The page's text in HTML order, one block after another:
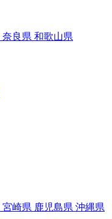
奈良県 和歌山県
宮崎県 鹿児島県 沖縄県